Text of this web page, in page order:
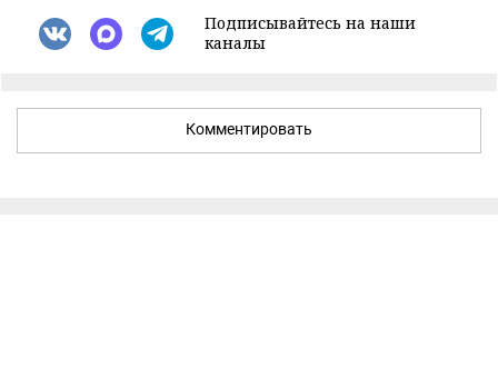
Подписывайтесь на наши
каналы
Комментировать